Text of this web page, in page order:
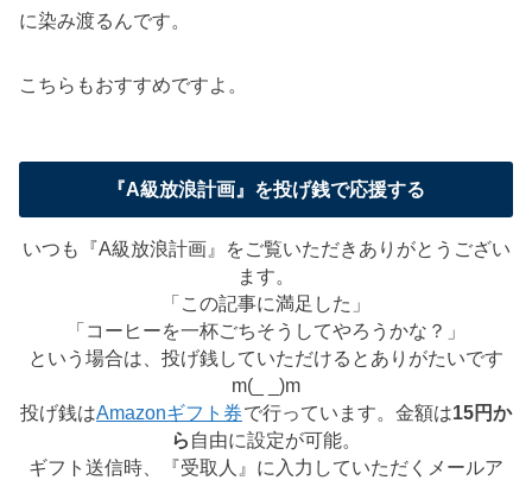
に染み渡るんです。
こちらもおすすめですよ。
『A級放浪計画』を投げ銭で応援する
いつも『A級放浪計画』をご覧いただきありがとうござい
ます。
「この記事に満足した」
「コーヒーを一杯ごちそうしてやろうかな？」
という場合は、投げ銭していただけるとありがたいです
m(_ _)m
投げ銭はAmazonギフト券で行っています。金額は15円か
ら 自由に設定が可能。
ギフト送信時、『受取人』に入力していただくメールア